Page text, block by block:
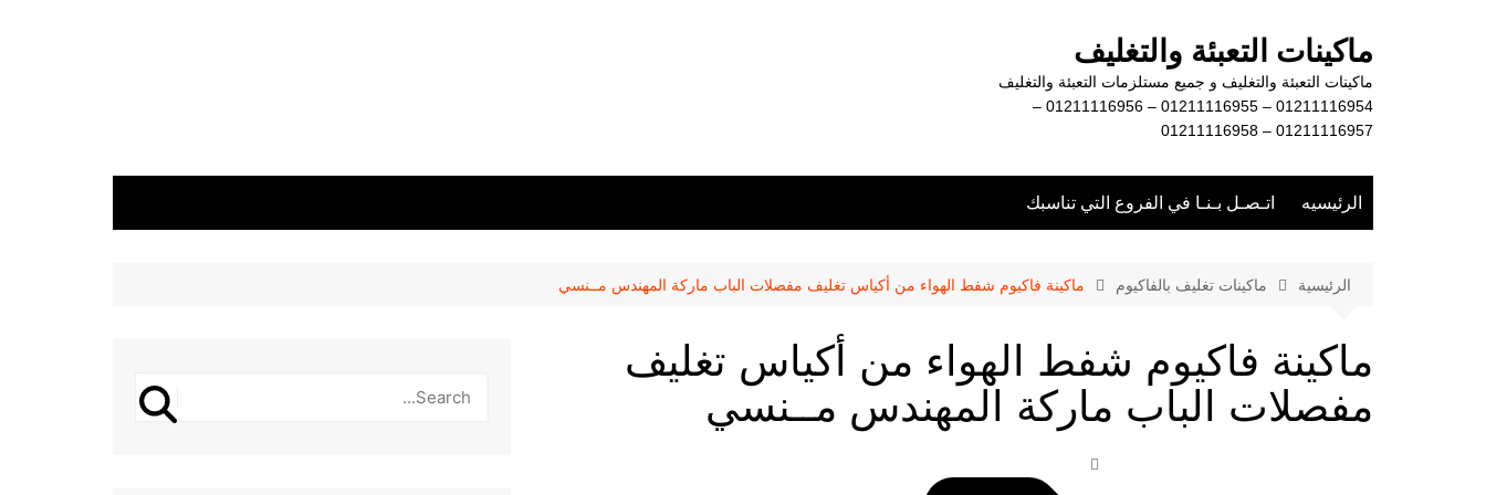
ماكينات التعبئة والتغليف
ماكينات التعبئة والتغليف و جميع مستلزمات التعبئة والتغليف
01211116954 – 01211116955 – 01211116956 –
01211116957 – 01211116958
الرئيسيه اتـصـل بـنـا في الفروع التي تناسبك
الرئيسية ماكينات تغليف بالفاكيوم ماكينة فاكيوم شفط الهواء من أكياس تغليف مفصلات الباب ماركة المهندس مــنسي
ماكينة فاكيوم شفط الهواء من أكياس تغليف
مفصلات الباب ماركة المهندس مــنسي